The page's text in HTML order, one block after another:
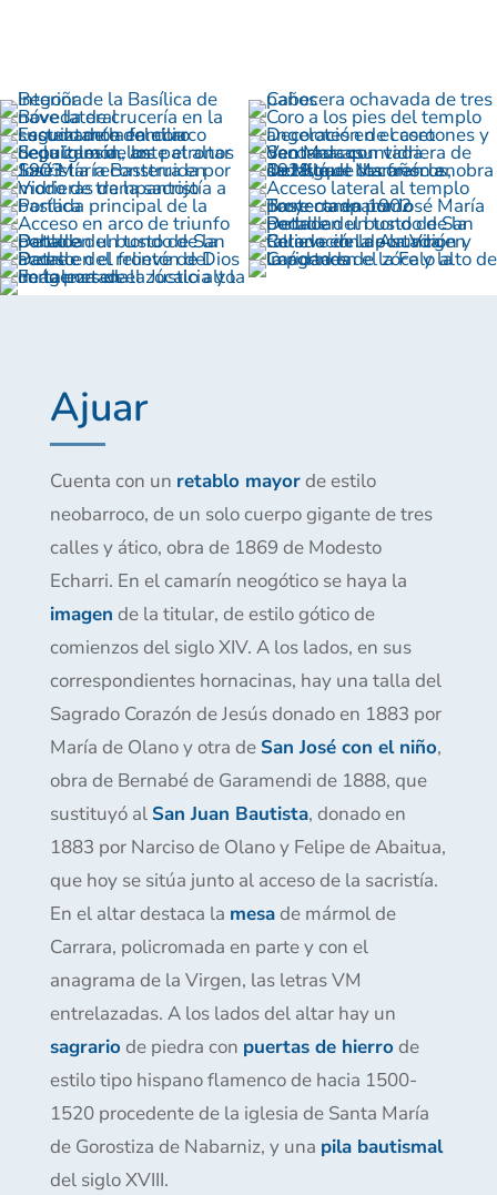
Ajuar
Cuenta con un retablo mayorde estilo
neobarroco, de un solo cuerpo gigante de tres
calles y ático, obra de 1869 de Modesto
Echarri. En el camarín neogótico se haya la
imagen de la titular, de estilo gótico de
comienzos del siglo XIV. A los lados, en sus
correspondientes hornacinas, hay una talla del
Sagrado Corazón de Jesús donado en 1883 por
María de Olano y otra de San José con el niño,
obra de Bernabé de Garamendi de 1888, que
sustituyó al San Juan Bautista, donado en
1883 por Narciso de Olano y Felipe de Abaitua,
que hoy se sitúa junto al acceso de la sacristía.
En el altar destaca la mesade mármol de
Carrara, policromada en parte y con el
anagrama de la Virgen, las letras VM
entrelazadas. A los lados del altar hay un
sagrario de piedra con puertas de hierro de
estilo tipo hispano flamenco de hacia 1500-
1520 procedente de la iglesia de Santa María
de Gorostiza de Nabarniz, y una pila bautismal
del siglo XVIII.